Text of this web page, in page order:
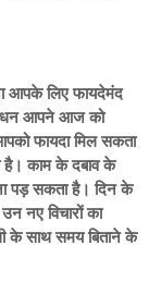
आपके लिए फायदेमंद
धन आपने आज को
फायदा मिल सकता
है। काम के दबाव के
पड़ सकता है। दिन के
नए विचारों का
साथ समय बिताने के